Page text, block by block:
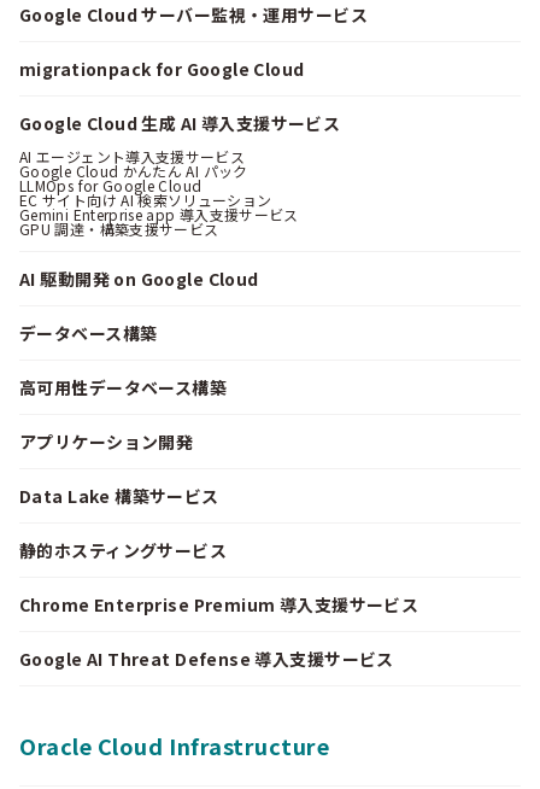
Google Cloud サーバー監視・運用サービス
migrationpack for Google Cloud
Google Cloud 生成 AI 導入支援サービス
AI エージェント導入支援サービス
Google Cloud かんたん AI パック
LLMOps for Google Cloud
EC サイト向け AI 検索ソリューション
Gemini Enterprise app 導入支援サービス
GPU 調達・構築支援サービス
AI 駆動開発 on Google Cloud
データベース構築
高可用性データベース構築
アプリケーション開発
Data Lake 構築サービス
静的ホスティングサービス
Chrome Enterprise Premium 導入支援サービス
Google AI Threat Defense 導入支援サービス
Oracle Cloud Infrastructure